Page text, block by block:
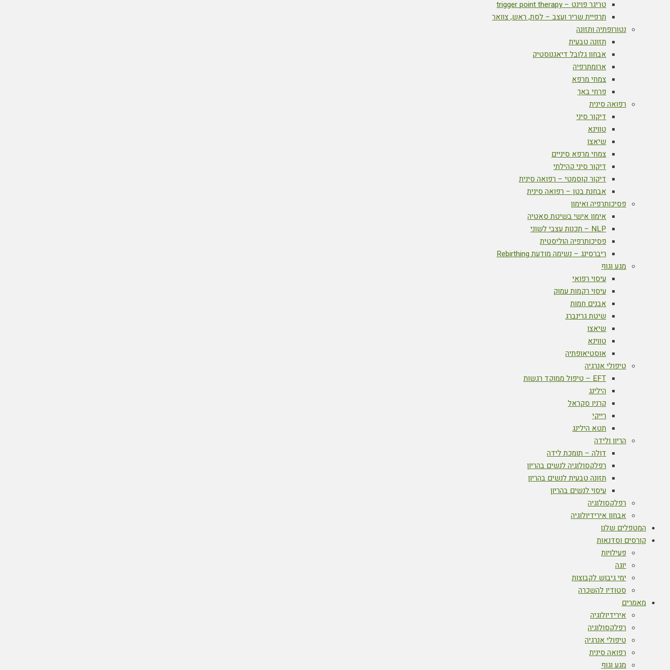
טריגר פוינט – trigger point therapy
תרפיית שריר ועצב – לסת, ראש, צוואר
נטורופתיה ותזונה
תזונה טבעית
אבחון גלובל דיאגנוסטיק
ארומתרפיה
צמחי מרפא
פרחי באך
רפואה סינית
דיקור סיני
טווינא
שיאצו
צמחי מרפא סיניים
דיקור סיני קהילתי
דיקור קוסמטי – רפואה סינית
אבחנת בטן – רפואה סינית
פסיכותרפיה ואימון
אימון אישי בשיטת סאטיה
NLP – תכנות עצבי לשוני
פסיכותרפיה הוליסטית
ריברסינג – נשימה מודעת Rebirthing
מגע וגוף
עיסוי רפואי
עיסוי רקמות עמוק
אבנים חמות
שיטת גרינברג
שיאצו
טווינא
אוסטיאופתיה
טיפולי אנרגיה
EFT – טיפול ממוקד רגשות
הילינג
קרניו סקראל
רייקי
תטא הילינג
הריון ולידה
דולה – תומכת לידה
רפלקסולוגיה לנשים בהריון
תזונה טבעית לנשים בהריון
עיסוי לנשים בהריון
רפלקסולוגיה
אבחון אירידיולוגיה
המטפלים שלנו
קורסים וסדנאות
פעילויות
יוגה
ימי גיבוש לקבוצות
סטודיו להשכרה
מאמרים
אירידיולוגיה
רפלקסולוגיה
טיפולי אנרגיה
רפואה סינית
מגע וגוף